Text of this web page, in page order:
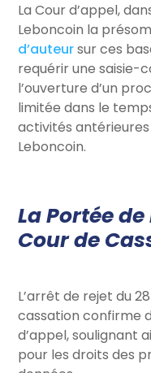
La Cour d’appel,
Leboncoin la
d’auteursur ces
requérir une saisie-
l’ouverture d’un
limitée dans le
activités
Leboncoin.
La Portée
Cour de
L’arrêt de rejet du
cassation confirme
d’appel, soulignant
pour les droits des